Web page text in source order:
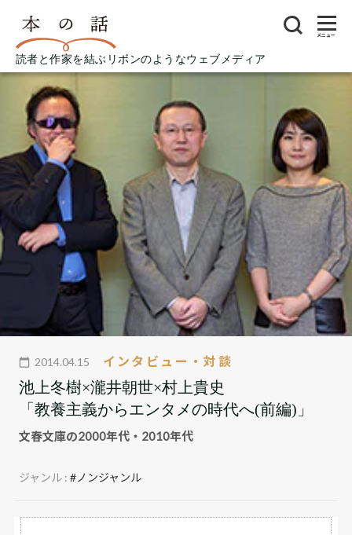
読者と作家を結ぶリボンのようなウェブメディア
メニュー
2014.04.15 インタビュー・対談
池上冬樹×瀧井朝世×村上貴史
「教養主義からエンタメの時代へ(前編)」
文春文庫の2000年代・2010年代
ジャンル :#ノンジャンル